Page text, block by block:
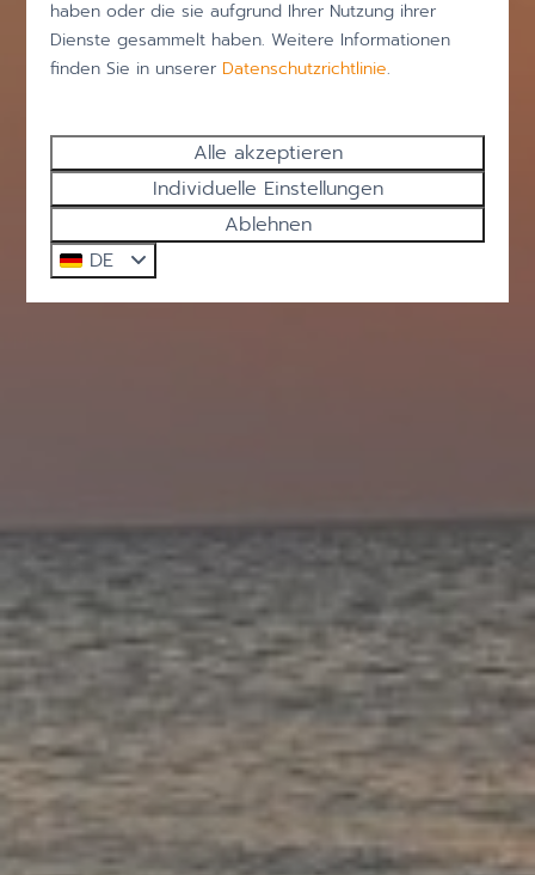
haben oder die sie aufgrund Ihrer Nutzung ihrer
Dienste gesammelt haben. Weitere Informationen
finden Sie in unserer Datenschutzrichtlinie.
Alle akzeptieren
Individuelle Einstellungen
Ablehnen
DE